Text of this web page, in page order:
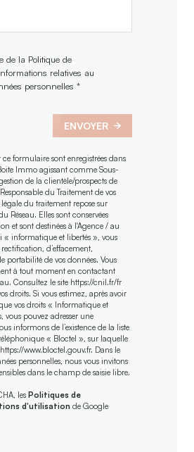
de la Politique de
relatives au
personnelles *
ENVOYER
formulaire sont enregistrées dans
Immo agissant comme Sous-
de la clientèle/prospects de
du Traitement de vos
légale du traitement repose sur
Réseau. Elles sont conservées
et sont destinées à l'Agence / au
« informatique et libertés », vous
d’effacement,
portabilité de vos données. Vous
à tout moment en contactant
Consultez le site https://cnil.fr/fr
droits. Si vous estimez, après avoir
vos droits « Informatique et
vous pouvez adresser une
informons de l’existence de la liste
« Bloctel », sur laquelle
https://www.bloctel.gouv.fr. Dans le
personnelles, nous vous invitons
dans le champ de saisie libre.
les Politiques de
d'utilisation de Google